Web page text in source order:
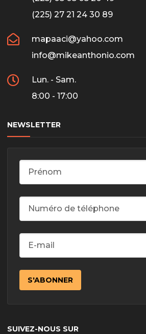
(225) 27 21 24 30 89
mapaaci@yahoo.com
info@mikeanthonio.com
Lun. - Sam.
8:00 - 17:00
NEWSLETTER
SUIVEZ-NOUS SUR